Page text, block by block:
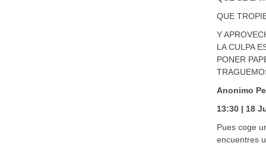
QUE
Y
LA CULPA
PONER
Anonimo
13:30 | 18
Pues coge
encuentres